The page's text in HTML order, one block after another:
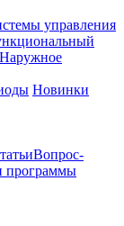
управления
Наружное
Новинки
Вопрос-
программы